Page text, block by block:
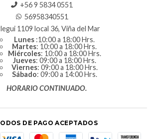
+56 9 5834 0551
56958340551
1109 local 36, Viña del Mar
Lunes :10:00 a 18:00 Hrs.
Martes: 10:00 a 18:00 Hrs.
Miércoles: 10:00 a 18:00 Hrs.
Jueves: 09:00 a 18:00 Hrs.
Viernes: 09:00 a 18:00 Hrs.
Sábado: 09:00 a 14:00 Hrs.
HORARIO CONTINUADO.
DE PAGO ACEPTADOS